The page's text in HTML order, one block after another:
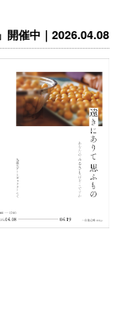
開催中｜2026.04.08